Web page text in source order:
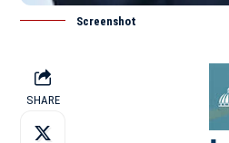
Screenshot
SHARE